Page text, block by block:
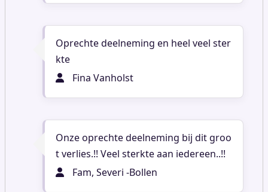
Oprechte deelneming en heel veel ster
kte
Fina Vanholst
Onze oprechte deelneming bij dit groo
t verlies.!! Veel sterkte aan iedereen..!!
Fam, Severi -Bollen